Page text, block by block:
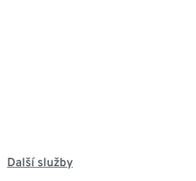
Další služby